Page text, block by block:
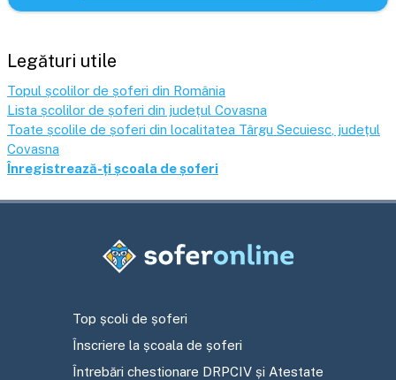
Legături utile
Topul școlilor de șoferi din România
Lista școlilor de șoferi din județul Covasna
Toate școlile de șoferi din localitatea Târgu Secuiesc , județul
Covasna
Înregistrează-ți școala de șoferi
Top școli de șoferi
Înscriere la școala de șoferi
Întrebări chestionare DRPCIV și Atestate